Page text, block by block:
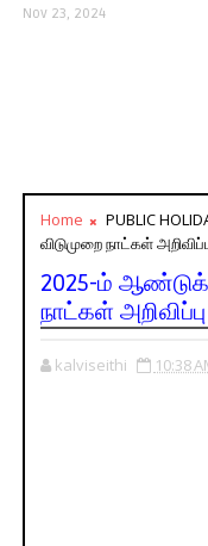
Nov 23, 2024
Home PUBLIC
விடுமுறை நாட்கள்
2025-ம்
நாட்கள் அறிவிப்பு
kalviseithi 10:38